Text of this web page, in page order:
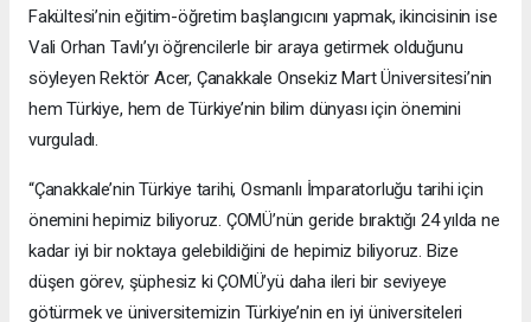
Fakültesi’nin eğitim-öğretim başlangıcını yapmak, ikincisinin ise
Vali Orhan Tavlı’yı öğrencilerle bir araya getirmek olduğunu
söyleyen Rektör Acer, Çanakkale Onsekiz Mart Üniversitesi’nin
hem Türkiye, hem de Türkiye’nin bilim dünyası için önemini
vurguladı.
“Çanakkale’nin Türkiye tarihi, Osmanlı İmparatorluğu tarihi için
önemini hepimiz biliyoruz. ÇOMÜ’nün geride bıraktığı 24 yılda ne
kadar iyi bir noktaya gelebildiğini de hepimiz biliyoruz. Bize
düşen görev, şüphesiz ki ÇOMÜ’yü daha ileri bir seviyeye
götürmek ve üniversitemizin Türkiye’nin en iyi üniversiteleri